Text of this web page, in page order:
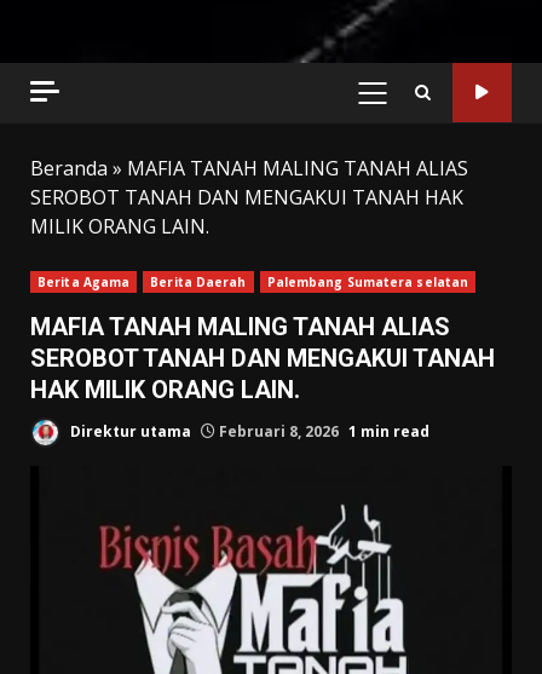
PRIMARY
Beranda » MAFIA TANAH MALING TANAH ALIAS
SEROBOT TANAH DAN MENGAKUI TANAH HAK
MILIK ORANG LAIN.
Berita Agama Berita Daerah Palembang Sumatera selatan
MAFIA TANAH MALING TANAH ALIAS
SEROBOT TANAH DAN MENGAKUI TANAH
HAK MILIK ORANG LAIN.
Direktur utama Februari 8, 2026 1 min read